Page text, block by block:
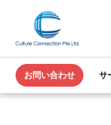
お問い合わせ サ
TOP
カルコネ｜教
ホアチョン訪問記〜広